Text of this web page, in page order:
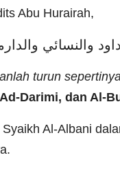
Abu Hurairah,
والنسائي
turun
Darimi, dan Al-
Al-Albani